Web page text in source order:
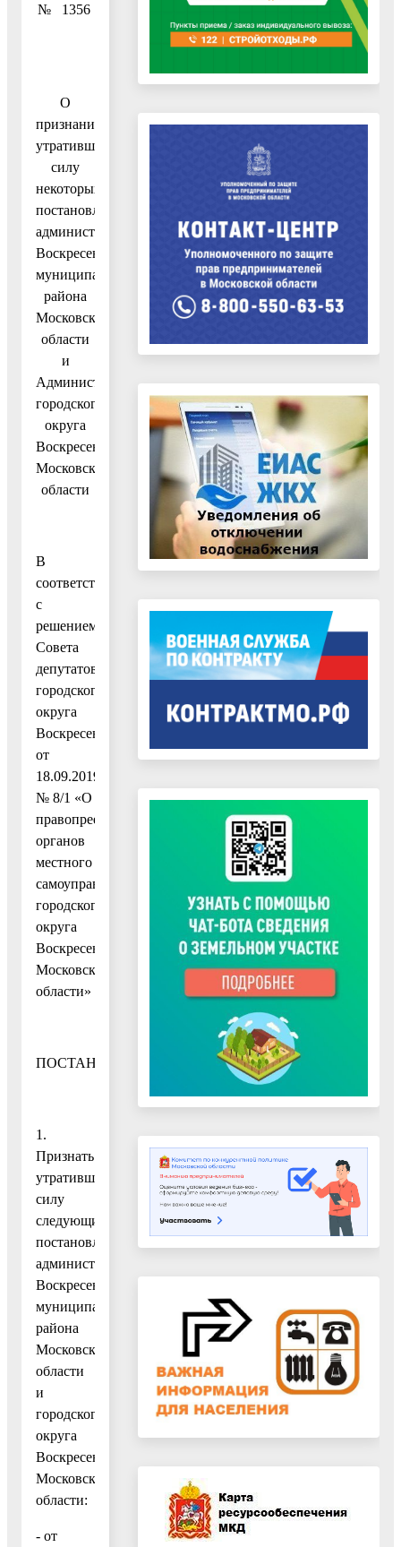
№ 1356
О
признании
утратившими
силу
некоторых
постановлений
администрации
Воскресенского
муниципального
района
Московской
области
и
Администрации
городского
округа
Воскресенск
Московской
области
В
соответствии
с
решением
Совета
депутатов
городского
округа
Воскресенск
от
18.09.2019
№ 8/1 «О
правопреемстве
органов
местного
самоуправления
городского
округа
Воскресенск
Московской
области»
ПОСТАНОВЛЯЮ:
1.
Признать
утратившими
силу
следующие
постановления
администрации
Воскресенского
муниципального
района
Московской
области
и
городского
округа
Воскресенск
Московской
области:
- от